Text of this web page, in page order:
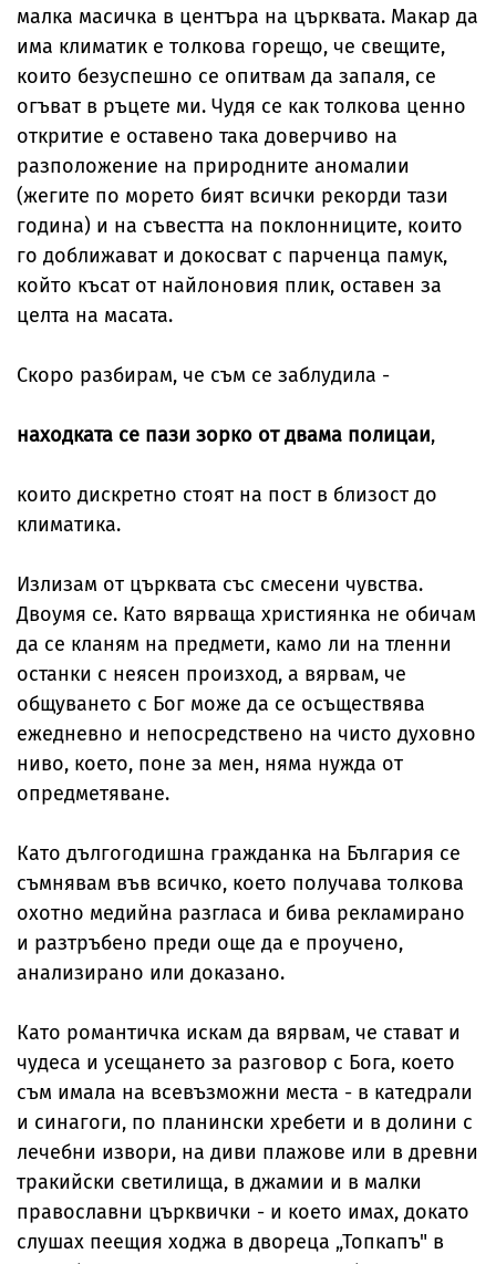
малка масичка в центъра на църквата. Макар да
има климатик е толкова горещо, че свещите,
които безуспешно се опитвам да запаля, се
огъват в ръцете ми. Чудя се как толкова ценно
откритие е оставено така доверчиво на
разположение на природните аномалии
(жегитe по морето бият всички рекорди тази
година) и на съвестта на поклонниците, които
го доближават и докосват с парченца памук,
който късат от найлоновия плик, оставен за
целта на масата.
Скоро разбирам, че съм се заблудила -
находката се пази зорко от двама полицаи,
които дискретно стоят на пост в близост до
климатика.
Излизам от църквата със смесени чувства.
Двоумя се. Като вярваща християнка не обичам
да се кланям на предмети, камо ли на тленни
останки с неясен произход, а вярвам, че
общуването с Бог може да се осъществява
ежедневно и непосредствено на чисто духовно
ниво, което, поне за мен, няма нужда от
опредметяване.
Като дългогодишна гражданка на България се
съмнявам във всичко, което получава толкова
охотно медийна разгласа и бива рекламирано
и разтръбено преди още да е проучено,
анализирано или доказано.
Като романтичка искам да вярвам, че стават и
чудеса и усещането за разговор с Бога, което
съм имала на всевъзможни места - в катедрали
и синагоги, по планински хребети и в долини с
лечебни извори, на диви плажове или в древни
тракийски светилища, в джамии и в малки
православни църквички - и което имах, докато
слушах пеещия ходжа в двореца „Топкапъ" в